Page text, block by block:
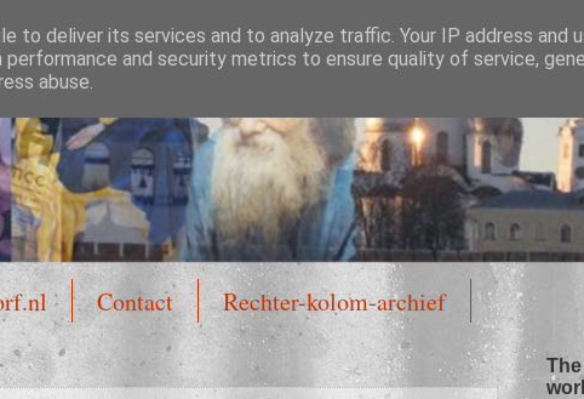
Contact Rechter-kolom-archief
to deliver its services and to analyze traffic. Your IP address and
performance and security metrics to ensure quality of service,
abuse.